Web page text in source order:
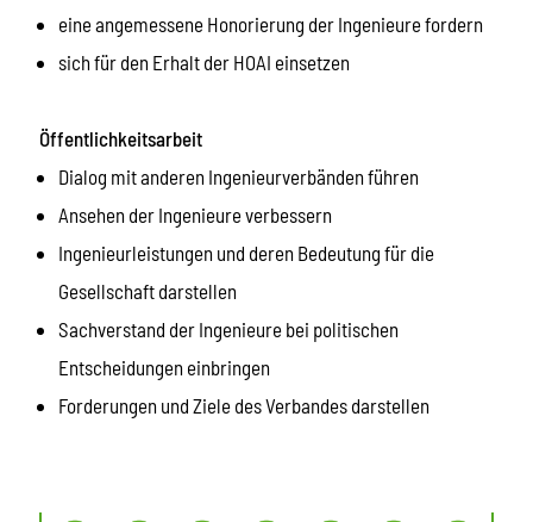
eine angemessene Honorierung der Ingenieure fordern
sich für den Erhalt der HOAI einsetzen
Öffentlichkeitsarbeit
Dialog mit anderen Ingenieurverbänden führen
Ansehen der Ingenieure verbessern
Ingenieurleistungen und deren Bedeutung für die
Gesellschaft darstellen
Sachverstand der Ingenieure bei politischen
Entscheidungen einbringen
Forderungen und Ziele des Verbandes darstellen